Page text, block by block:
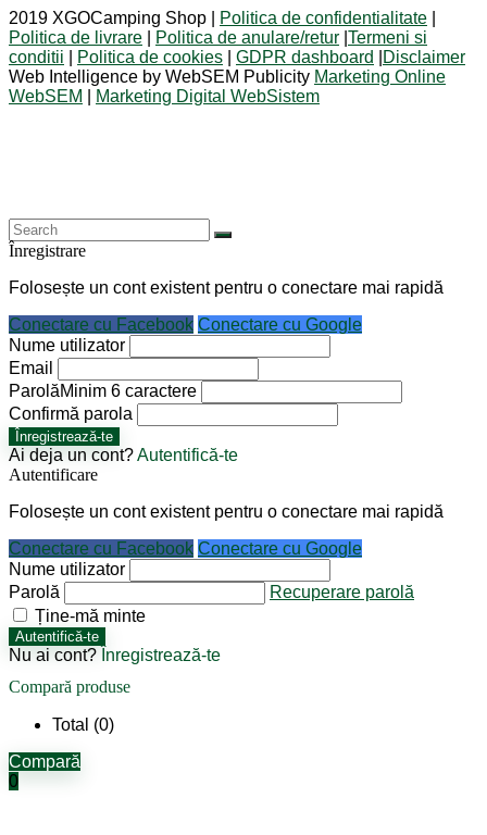
2019 XGOCamping Shop | Politica de confidentialitate
Politica de livrare
Politica de anulare/retur Termeni si
conditii
Politica de cookies GDPR dashboard
Disclaimer
Web Intelligence by WebSEM Publicity Marketing Online
WebSEM
Marketing Digital WebSistem
Înregistrare
Folosește un cont existent pentru o conectare mai rapidă
Conectare cu Facebook Conectare cu Google
Nume utilizator
Email
ParolăMinim 6 caractere
Confirmă parola
Înregistrează-te
Ai deja un cont?Autentifică-te
Autentificare
Folosește un cont existent pentru o conectare mai rapidă
Conectare cu Facebook Conectare cu Google
Nume utilizator
Parolă
Recuperare parolă
Ține-mă minte
Autentifică-te
Nu ai cont? Înregistrează-te
Compară produse
Total (0)
Compară
0